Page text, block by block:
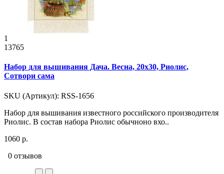
1
13765
Набор для вышивания Дача. Весна, 20x30, Риолис,
Сотвори сама
SKU (Артикул): RSS-1656
Набор для вышивания известного российского производителя
Риолис. В состав набора Риолис обычноно вхо..
1060 р.
0 отзывов